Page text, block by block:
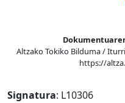
Altzako Tokiko Bilduma /
https://
Signatura: L10306